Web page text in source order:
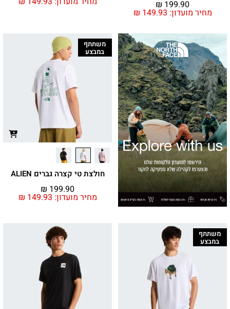
מחיר מועדון: ₪ 149.93
₪ 199.90
משתתף
במבצע
חולצת טי קצרה גברים ALIEN
מחיר מועדון: ₪ 149.93
₪ 199.90
משתתף
במבצע